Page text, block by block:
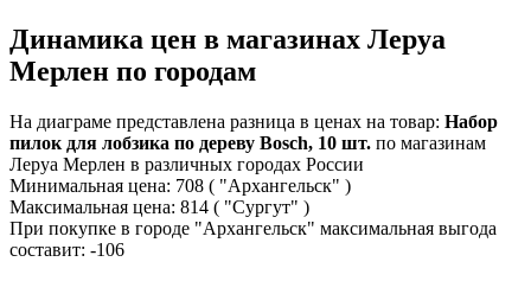
Динамика цен в магазинах Леруа
Мерлен по городам
На диаграме представлена разница в ценах на товар: Набор
пилок для лобзика по дереву Bosch, 10 шт. по магазинам
Леруа Мерлен в различных городах России
Минимальная цена: 708 ( "Архангельск" )
Максимальная цена: 814 ( "Сургут" )
При покупке в городе "Архангельск" максимальная выгода
составит: -106